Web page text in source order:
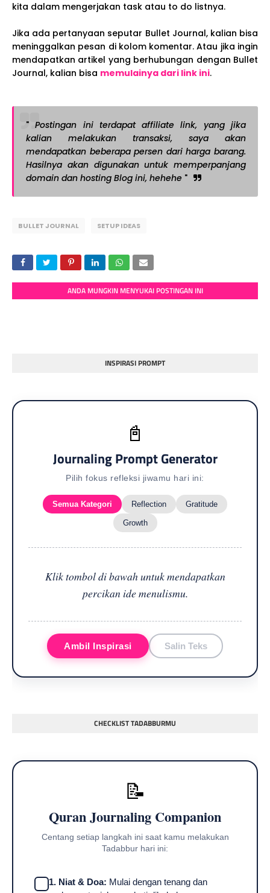
kita dalam mengerjakan task atau to do listnya.
Jika ada pertanyaan seputar Bullet Journal, kalian bisa
meninggalkan pesan di kolom komentar. Atau jika ingin
mendapatkan artikel yang berhubungan dengan Bullet
Journal, kalian bisa memulainya dari link ini.
"Postingan ini terdapat affiliate link, yang jika
kalian melakukan transaksi, saya akan
mendapatkan beberapa persen dari harga barang.
Hasilnya akan digunakan untuk memperpanjang
domain dan hosting Blog ini, hehehe "
BULLET JOURNAL SETUP IDEAS
ANDA MUNGKIN MENYUKAI POSTINGAN INI
INSPIRASI PROMPT
📓
Journaling Prompt Generator
Pilih fokus refleksi jiwamu hari ini:
Semua Kategori Reflection Gratitude
Growth
Klik tombol di bawah untuk mendapatkan
percikan ide menulismu.
Ambil Inspirasi Salin Teks
CHECKLIST TADABBURMU
📝
Quran Journaling Companion
Centang setiap langkah ini saat kamu melakukan
Tadabbur hari ini:
1. Niat & Doa: Mulai dengan tenang dan